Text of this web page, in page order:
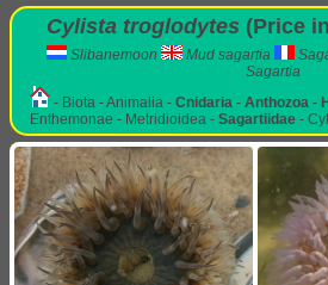
Cylista troglodytes (Price
Slibanemoon Mud sagartia
Sagartia
- Biota - Animalia - Cnidaria - Anthozoa -
Enthemonae - Metridioidea - Sagartiidae -